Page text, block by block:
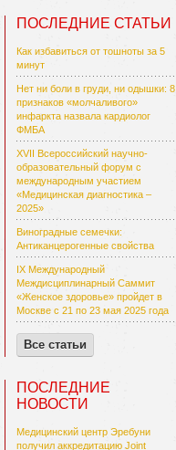
ПОСЛЕДНИЕ СТАТЬИ
Как избавиться от тошноты за 5
минут
Нет ни боли в груди, ни одышки: 8
признаков «молчаливого»
инфаркта назвала кардиолог
ФМБА
XVII Всероссийский научно-
образовательный форум с
международным участием
«Медицинская диагностика –
2025»
Виноградные семечки:
Антиканцерогенные свойства
IX Международный
Междисциплинарный Саммит
«Женское здоровье» пройдет в
Москве с 21 по 23 мая 2025 года
Все статьи
ПОСЛЕДНИЕ
НОВОСТИ
Медицинский центр Эребуни
получил аккредитацию Joint